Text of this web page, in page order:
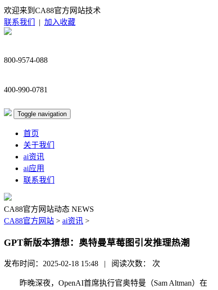
欢迎来到CA88官方网站技术
联系我们
| 加入收藏
800-9574-088
400-990-0781
Toggle navigation
首页
关于我们
ai资讯
ai应用
联系我们
CA88官方网站动态 NEWS
CA88官方网站 > ai资讯 >
GPT新版本猜想：奥特曼草莓图引发推理热潮
发布时间：2025-02-18 15:48 | 阅读次数： 次
昨晚深夜，OpenAI首席执行官奥特曼（Sam Altman）在